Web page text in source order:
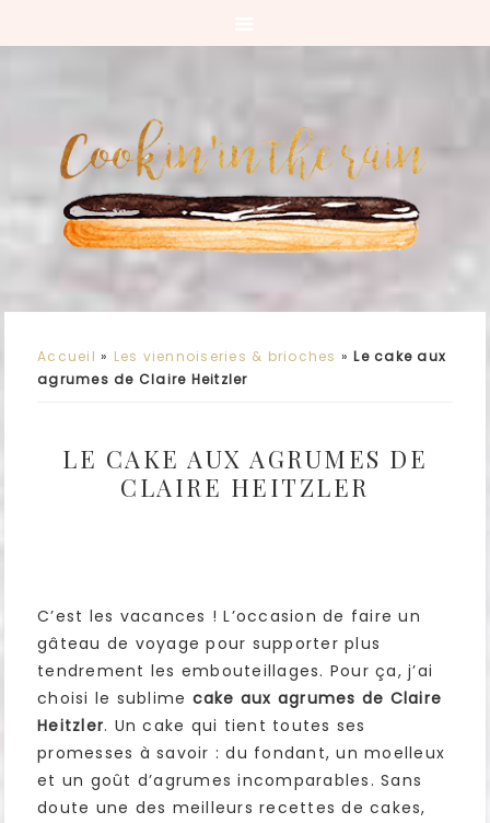
Accueil » Les viennoiseries & brioches »Le cake aux
agrumes de Claire Heitzler
LE CAKE AUX AGRUMES DE
CLAIRE HEITZLER
C’est les vacances ! L’occasion de faire un
gâteau de voyage pour supporter plus
tendrement les embouteillages. Pour ça, j’ai
choisi le sublime cake aux agrumes de Claire
Heitzler. Un cake qui tient toutes ses
promesses à savoir : du fondant, un moelleux
et un goût d’agrumes incomparables. Sans
doute une des meilleurs recettes de cakes,